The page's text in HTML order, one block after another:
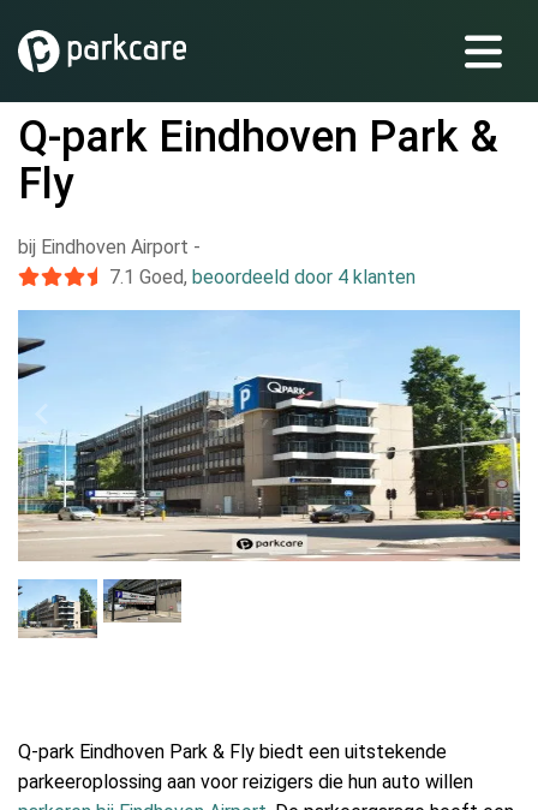
Q-park Eindhoven Park &
Fly
bij Eindhoven Airport -
7.1 Goed, beoordeeld door 4 klanten
Q-park Eindhoven Park & Fly biedt een uitstekende
parkeeroplossing aan voor reizigers die hun auto willen